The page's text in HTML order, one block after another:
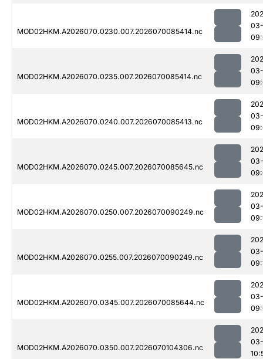
MOD02HKM.A2026070.0230.007.2026070085414.nc
03-
MOD02HKM.A2026070.0235.007.2026070085414.nc
03-
MOD02HKM.A2026070.0240.007.2026070085413.nc
03-
MOD02HKM.A2026070.0245.007.2026070085645.nc
03-
MOD02HKM.A2026070.0250.007.2026070090249.nc
03-
MOD02HKM.A2026070.0255.007.2026070090249.nc
03-
MOD02HKM.A2026070.0345.007.2026070085644.nc
03-
MOD02HKM.A2026070.0350.007.2026070104306.nc
03-